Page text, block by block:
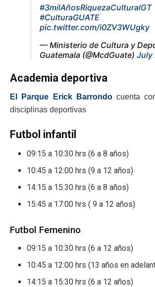
#3milAñosRiquezaCulturalGT
#CulturaGUATE
pic.twitter.com/i0ZV3WUgky
— Ministerio de Cultura y
Guatemala (@McdGuate) July
Academia deportiva
El Parque Erick Barrondocuenta
disciplinas deportivas
Futbol infantil
09:15 a 10:30 hrs (6 a 8 años)
10:45 a 12:00 hrs (9 a 12 años)
14:15 a 15:30 hrs (6 a 8 años)
15:45 a 17:00 hrs ( 9 a 12 años)
Futbol Femenino
09:15 a 10:30 hrs (6 a 12 años)
10:45 a 12:00 hrs (13 años en
14:15 a 15:30 hrs (6 a 12 años)